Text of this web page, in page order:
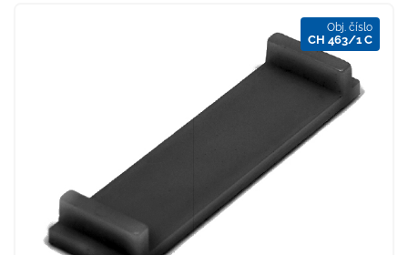
Obj. číslo
CH 463/1 C